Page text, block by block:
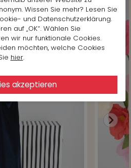
Wissen Sie mehr? Lesen Sie
und Datenschutzerklärung.
auf „OK“. Wählen Sie
wir nur funktionale Cookies.
möchten, welche Cookies
hier.